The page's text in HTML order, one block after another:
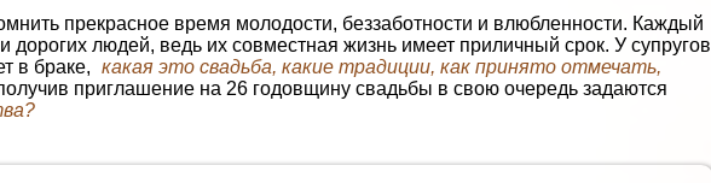
прекрасное время молодости, беззаботности и влюбленности. Каждый
людей, ведь их совместная жизнь имеет приличный срок. У супругов
в браке, какая это свадьба, какие традиции, как принято отмечать,
приглашение на 26 годовщину свадьбы в свою очередь задаются